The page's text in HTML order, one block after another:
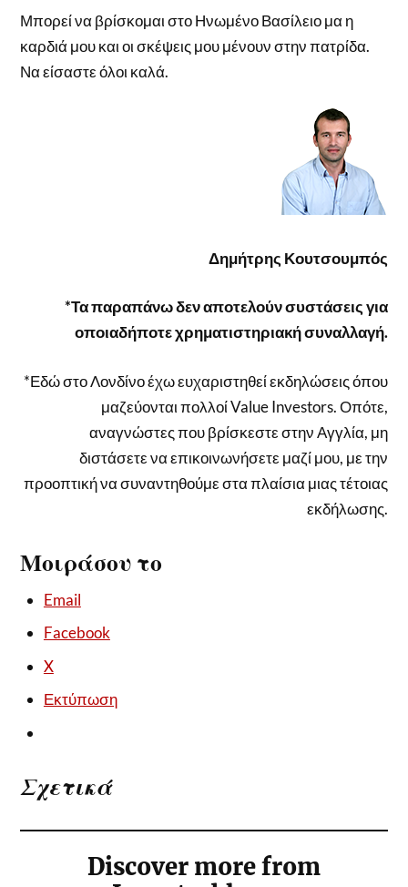
Μπορεί να βρίσκομαι στο Ηνωμένο Βασίλειο μα η
καρδιά μου και οι σκέψεις μου μένουν στην πατρίδα.
Να είσαστε όλοι καλά.
Δημήτρης Κουτσουμπός
*Τα παραπάνω δεν αποτελούν συστάσεις για
οποιαδήποτε χρηματιστηριακή συναλλαγή.
*Εδώ στο Λονδίνο έχω ευχαριστηθεί εκδηλώσεις όπου
μαζεύονται πολλοί Value Investors. Οπότε,
αναγνώστες που βρίσκεστε στην Αγγλία, μη
διστάσετε να επικοινωνήσετε μαζί μου, με την
προοπτική να συναντηθούμε στα πλαίσια μιας τέτοιας
εκδήλωσης.
Μοιράσου το
Email
Facebook
X
Εκτύπωση
Σχετικά
Discover more from